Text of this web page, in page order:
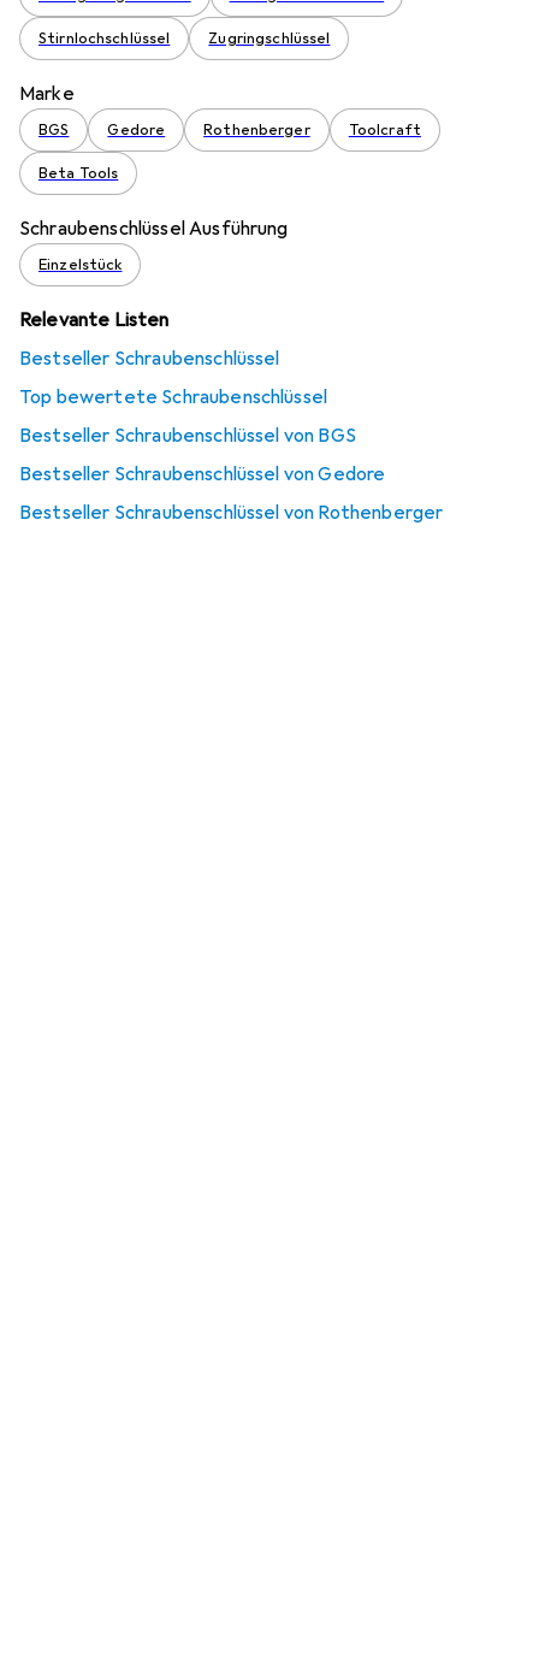
Stirnlochschlüssel Zugringschlüssel
Marke
BGS Gedore Rothenberger Toolcraft
Beta Tools
Schraubenschlüssel Ausführung
Einzelstück
Relevante Listen
Bestseller Schraubenschlüssel
Top bewertete Schraubenschlüssel
Bestseller Schraubenschlüssel von BGS
Bestseller Schraubenschlüssel von Gedore
Bestseller Schraubenschlüssel von Rothenberger